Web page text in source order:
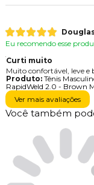
Eu recomendo esse
Curti muito
Muito confortável, leve e
Produto:Tênis
RapidWeld 2.0 - Brown
Ver mais avaliações
Você também